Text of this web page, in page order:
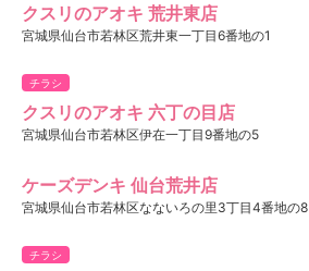
クスリのアオキ 荒井東店
宮城県仙台市若林区荒井東一丁目6番地の1
チラシ
クスリのアオキ 六丁の目店
宮城県仙台市若林区伊在一丁目9番地の5
ケーズデンキ 仙台荒井店
宮城県仙台市若林区なないろの里3丁目4番地の8
チラシ